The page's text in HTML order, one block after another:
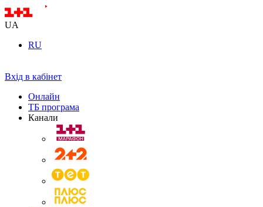
UA
RU
Вхід в кабінет
Онлайн
ТБ програма
Канали